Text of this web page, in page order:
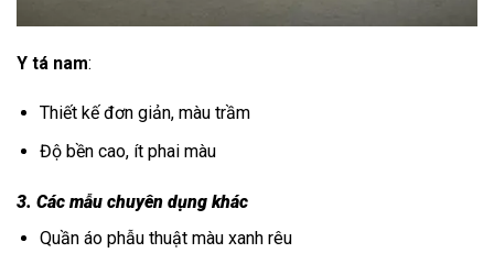
Y tá nam:
Thiết kế đơn giản, màu trầm
Độ bền cao, ít phai màu
3. Các mẫu chuyên dụng khác
Quần áo phẫu thuật màu xanh rêu